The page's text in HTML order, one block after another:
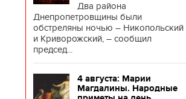
Два района
Днепропетровщины были
обстреляны ночью – Никопольский
и Криворожский, – сообщил
председ...
4 августа: Марии
Магдалины. Народные